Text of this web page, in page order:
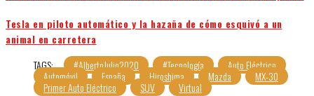
Tesla en piloto automático y la hazaña de cómo esquivó a un
animal en carretera
TAGS:
#AlbertoJulio2020 #Tecnología Auto Eléctrico
Automóvil España Hiroshima Mazda MX-30
Primer Auto Eléctrico SUV Virtual